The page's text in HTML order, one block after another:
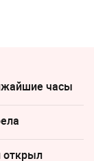
часы
открыл